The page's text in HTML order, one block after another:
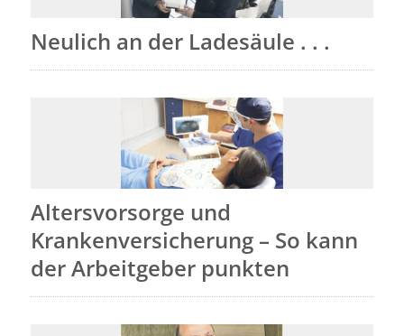
Neulich an der Ladesäule . . .
Altersvorsorge und
Krankenversicherung – So kann
der Arbeitgeber punkten